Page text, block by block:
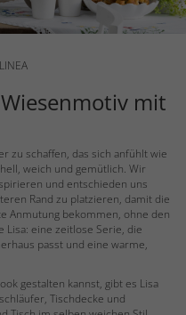
mit
zu schaffen, das sich anfühlt wie
weich und gemütlich. Wir
und entschieden uns
Rand zu platzieren, damit die
Anmutung bekommen, ohne den
Lisa: eine zeitlose Serie, die
passt und eine warme,
gestalten kannst, gibt es Lisa
Tischdecke und